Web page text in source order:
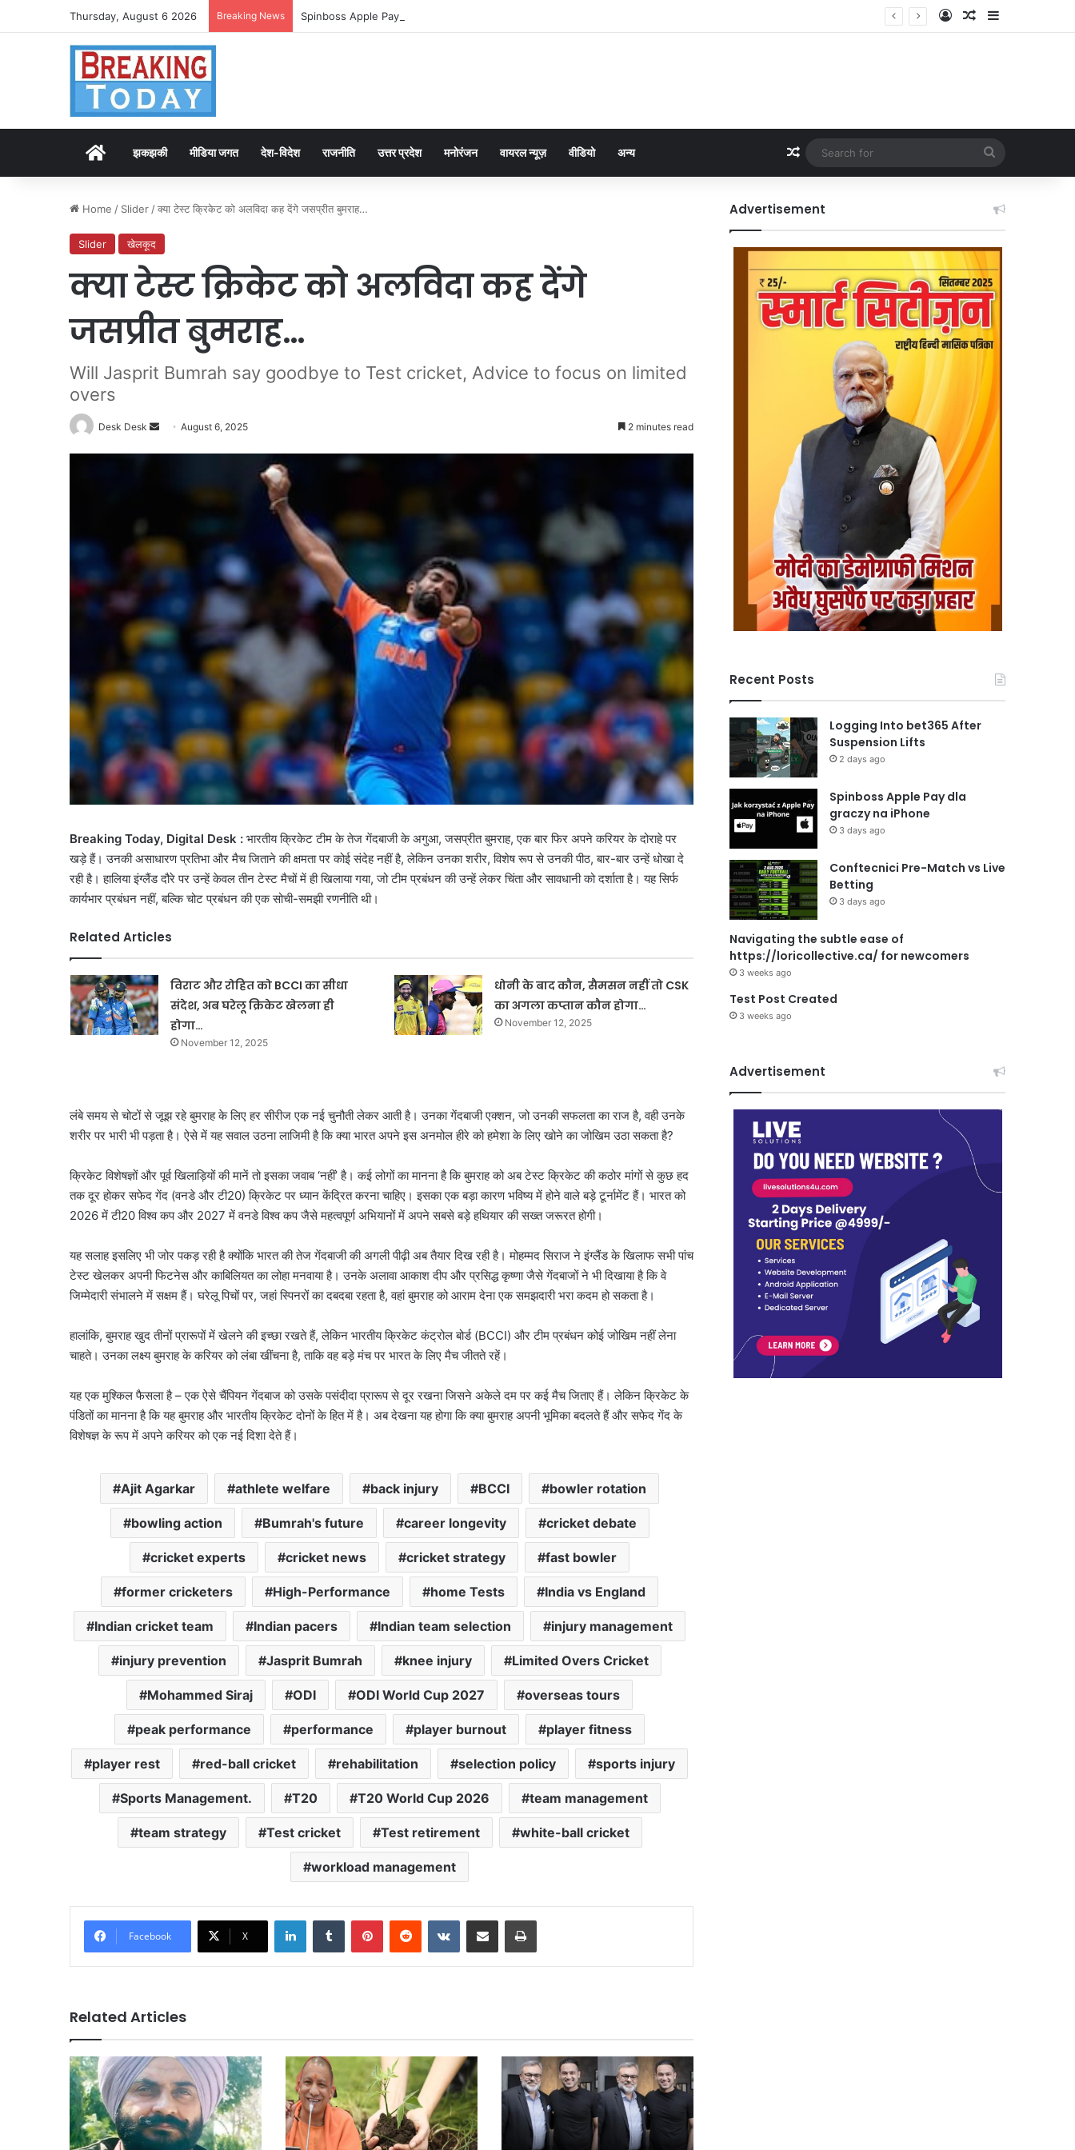
Thursday, August 6 2026 Breaking News Spinboss Apple Pay dla graczy na iPhone Log InRandom Article
Sidebar
Homeझकझकी मीडिया जगत देश-विदेश राजनीति उत्तर प्रदेश मनोरंजन वायरल न्यूज़ वीडियो अन्य Random Article
for
Home / Slider /क्या टेस्ट क्रिकेट को अलविदा कह देंगे जसप्रीत बुमराह…
Slider खेलकूद
क्या टेस्ट क्रिकेट को अलविदा कह देंगे
जसप्रीत बुमराह…
Will Jasprit Bumrah say goodbye to Test cricket, Advice to focus on limited
overs
Desk Desk
Send August 6, 2025 2 minutes read
Breaking Today, Digital Desk : भारतीय क्रिकेट टीम के तेज गेंदबाजी के अगुआ, जसप्रीत बुमराह, एक बार फिर अपने करियर के दोराहे पर
खड़े हैं। उनकी असाधारण प्रतिभा और मैच जिताने की क्षमता पर कोई संदेह नहीं है, लेकिन उनका शरीर, विशेष रूप से उनकी पीठ, बार-बार उन्हें धोखा दे
रही है। हालिया इंग्लैंड दौरे पर उन्हें केवल तीन टेस्ट मैचों में ही खिलाया गया, जो टीम प्रबंधन की उन्हें लेकर चिंता और सावधानी को दर्शाता है। यह सिर्फ
कार्यभार प्रबंधन नहीं, बल्कि चोट प्रबंधन की एक सोची-समझी रणनीति थी।
Related Articles
विराट और रोहित को BCCI का सीधा
संदेश, अब घरेलू क्रिकेट खेलना ही
होगा…
November 12, 2025
धोनी के बाद कौन, सैमसन नहीं तो CSK
का अगला कप्तान कौन होगा…
November 12, 2025
लंबे समय से चोटों से जूझ रहे बुमराह के लिए हर सीरीज एक नई चुनौती लेकर आती है। उनका गेंदबाजी एक्शन, जो उनकी सफलता का राज है, वही उनके
शरीर पर भारी भी पड़ता है। ऐसे में यह सवाल उठना लाजिमी है कि क्या भारत अपने इस अनमोल हीरे को हमेशा के लिए खोने का जोखिम उठा सकता है?
क्रिकेट विशेषज्ञों और पूर्व खिलाड़ियों की मानें तो इसका जवाब ‘नहीं’ है। कई लोगों का मानना है कि बुमराह को अब टेस्ट क्रिकेट की कठोर मांगों से कुछ हद
तक दूर होकर सफेद गेंद (वनडे और टी20) क्रिकेट पर ध्यान केंद्रित करना चाहिए। इसका एक बड़ा कारण भविष्य में होने वाले बड़े टूर्नामेंट हैं। भारत को
2026 में टी20 विश्व कप और 2027 में वनडे विश्व कप जैसे महत्वपूर्ण अभियानों में अपने सबसे बड़े हथियार की सख्त जरूरत होगी।
यह सलाह इसलिए भी जोर पकड़ रही है क्योंकि भारत की तेज गेंदबाजी की अगली पीढ़ी अब तैयार दिख रही है। मोहम्मद सिराज ने इंग्लैंड के खिलाफ सभी पांच
टेस्ट खेलकर अपनी फिटनेस और काबिलियत का लोहा मनवाया है। उनके अलावा आकाश दीप और प्रसिद्ध कृष्णा जैसे गेंदबाजों ने भी दिखाया है कि वे
जिम्मेदारी संभालने में सक्षम हैं। घरेलू पिचों पर, जहां स्पिनरों का दबदबा रहता है, वहां बुमराह को आराम देना एक समझदारी भरा कदम हो सकता है।
हालांकि, बुमराह खुद तीनों प्रारूपों में खेलने की इच्छा रखते हैं, लेकिन भारतीय क्रिकेट कंट्रोल बोर्ड (BCCI) और टीम प्रबंधन कोई जोखिम नहीं लेना
चाहते। उनका लक्ष्य बुमराह के करियर को लंबा खींचना है, ताकि वह बड़े मंच पर भारत के लिए मैच जीतते रहें।
यह एक मुश्किल फैसला है – एक ऐसे चैंपियन गेंदबाज को उसके पसंदीदा प्रारूप से दूर रखना जिसने अकेले दम पर कई मैच जिताए हैं। लेकिन क्रिकेट के
पंडितों का मानना है कि यह बुमराह और भारतीय क्रिकेट दोनों के हित में है। अब देखना यह होगा कि क्या बुमराह अपनी भूमिका बदलते हैं और सफेद गेंद के
विशेषज्ञ के रूप में अपने करियर को एक नई दिशा देते हैं।
Ajit Agarkar athlete welfare back injury BCCI bowler rotation
bowling action Bumrah's future career longevity cricket debate
cricket experts cricket news cricket strategy fast bowler
former cricketers High-Performance home Tests India vs England
Indian cricket team Indian pacers Indian team selection injury management
injury prevention Jasprit Bumrah knee injury Limited Overs Cricket
Mohammed Siraj ODI ODI World Cup 2027 overseas tours
peak performance performance player burnout player fitness
player rest red-ball cricket rehabilitation selection policy sports injury
Sports Management. T20 T20 World Cup 2026 team management
team strategy Test cricket Test retirement white-ball cricket
workload management
Facebook X
LinkedInTumblr PinterestReddit VKontakteShare via Email Print
Related Articles
Advertisement
Recent Posts
Logging Into bet365 After
Suspension Lifts
2 days ago
Spinboss Apple Pay dla
graczy na iPhone
3 days ago
Conftecnici Pre-Match vs Live
Betting
3 days ago
Navigating the subtle ease of
https://loricollective.ca/ for newcomers
3 weeks ago
Test Post Created
3 weeks ago
Advertisement